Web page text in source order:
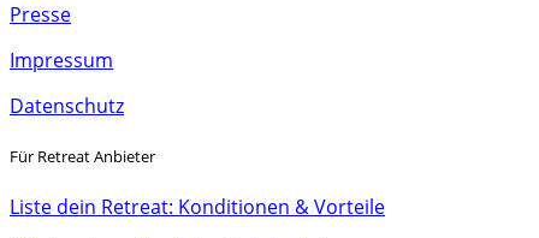
Presse
Impressum
Datenschutz
Für Retreat Anbieter
Liste dein Retreat: Konditionen & Vorteile